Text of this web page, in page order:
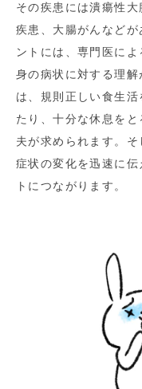
その疾患には潰瘍性
疾患、大腸がんなど
ントには、専門医に
身の病状に対する理
は、規則正しい食生
たり、十分な休息を
夫が求められます。そ
症状の変化を迅速に
トにつながります。